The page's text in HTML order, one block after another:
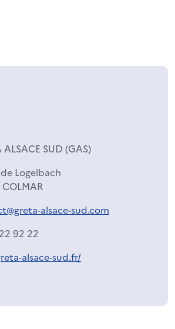
ALSACE SUD (GAS)
Logelbach
alsace-sud.com
92 22
alsace-sud.fr/